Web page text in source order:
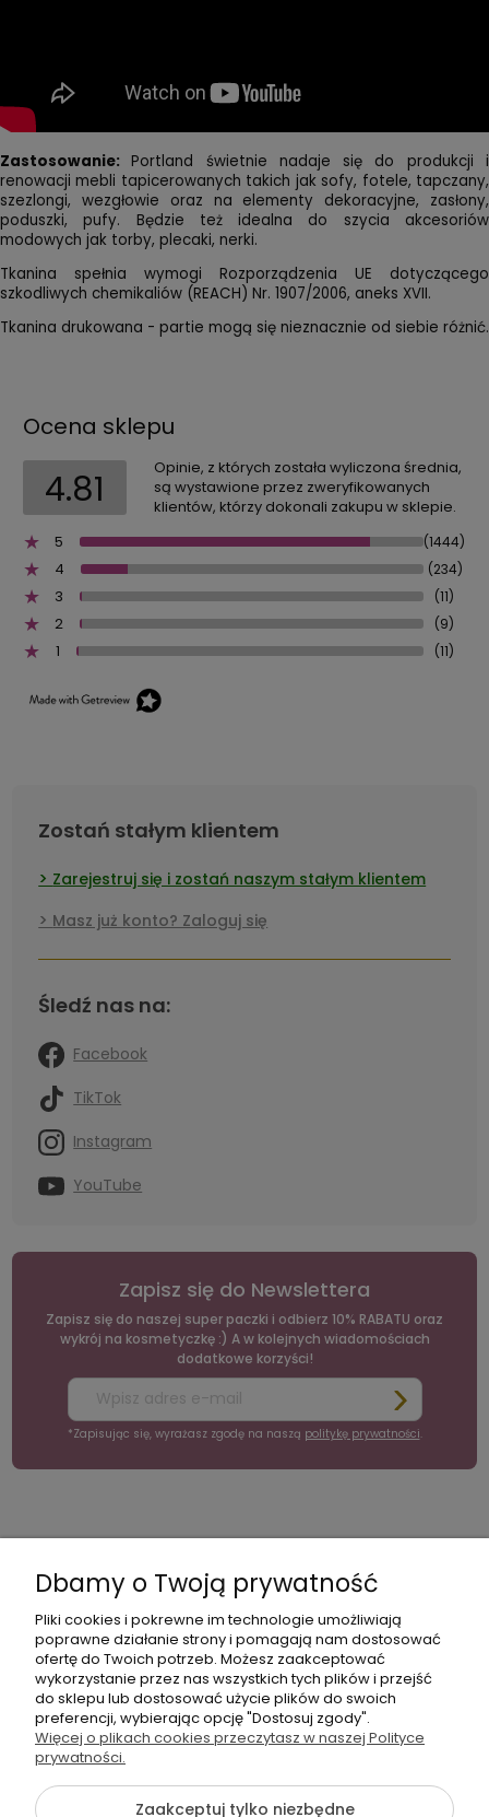
Zastosowanie:Portland świetnie nadaje się do produkcji i
renowacji mebli tapicerowanych takich jak sofy, fotele, tapczany,
szezlongi, wezgłowie oraz na elementy dekoracyjne, zasłony,
poduszki, pufy. Będzie też idealna do szycia akcesoriów
modowych jak torby, plecaki, nerki.
Tkanina spełnia wymogi Rozporządzenia UE dotyczącego
szkodliwych chemikaliów (REACH) Nr. 1907/2006, aneks XVII.
Tkanina drukowana - partie mogą się nieznacznie od siebie różnić.
Ocena sklepu
4.81
Opinie, z których została wyliczona średnia,
są wystawione przez zweryfikowanych
klientów, którzy dokonali zakupu w sklepie.
5
(1444)
4 (234)
3 (11)
2 (9)
1 (11)
Zostań stałym klientem
Zarejestruj się i zostań naszym stałym klientem
Masz już konto? Zaloguj się
Śledź nas na:
Facebook
TikTok
Instagram
YouTube
Zapisz się do Newslettera
Zapisz się do naszej super paczki i odbierz 10% RABATU oraz
wykrój na kosmetyczkę :) A w kolejnych wiadomościach
dodatkowe korzyści!
*Zapisując się, wyrażasz zgodę na naszą politykę prywatności.
konto
i
dostawa
+48
141
363
Napisz
Dbamy o Twoją prywatność
Pliki cookies i pokrewne im technologie umożliwiają
poprawne działanie strony i pomagają nam dostosować
ofertę do Twoich potrzeb. Możesz zaakceptować
wykorzystanie przez nas wszystkich tych plików i przejść
do sklepu lub dostosować użycie plików do swoich
preferencji, wybierając opcję "Dostosuj zgody".
Więcej o plikach cookies przeczytasz w naszej Polityce
prywatności.
Zaakceptuj tylko niezbędne